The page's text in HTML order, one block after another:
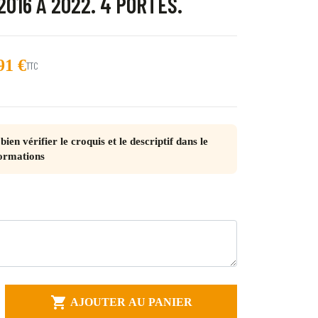
€TTC
vérifier le croquis et le descriptif dans le
 AJOUTER AU PANIER